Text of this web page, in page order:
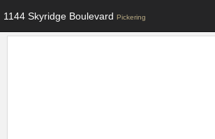
1144 Skyridge Boulevard Pickering